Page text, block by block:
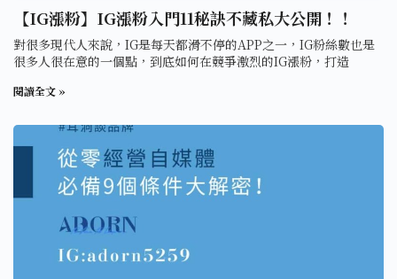
【IG漲粉】IG漲粉入門11秘訣不藏私大公開！！
對很多現代人來說，IG是每天都滑不停的APP之一，IG粉絲數也是
很多人很在意的一個點，到底如何在競爭激烈的IG漲粉，打造
閱讀全文 »